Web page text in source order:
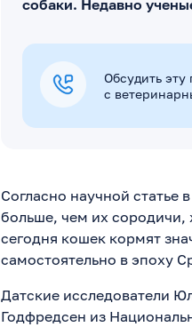
собаки. Недавно
Обсудить
с
Согласно научной
больше, чем их
сегодня кошек кормят
самостоятельно в эпоху
Датские исследователи
Годфредсен из